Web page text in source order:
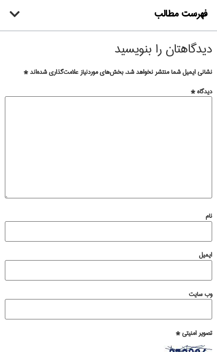
فهرست مطالب
دیدگاهتان را بنویسید
نشانی ایمیل شما منتشر نخواهد شد. بخش‌های موردنیاز علامت‌گذاری شده‌اند*
دیدگاه*
نام
ایمیل
وب‌ سایت
تصویر امنیتی*